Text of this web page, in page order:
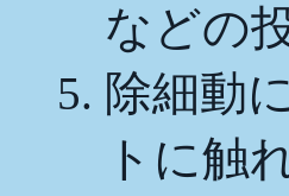
などの
除細動
トに触